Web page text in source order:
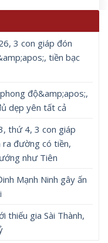
3 con giáp đón
tiền bạc
độ&amp;apos;,
dẹp yên tất cả
thứ 4, 3 con giáp
ra đường có tiền,
như Tiên
Mạnh Ninh gây ấn
thiếu gia Sài Thành,